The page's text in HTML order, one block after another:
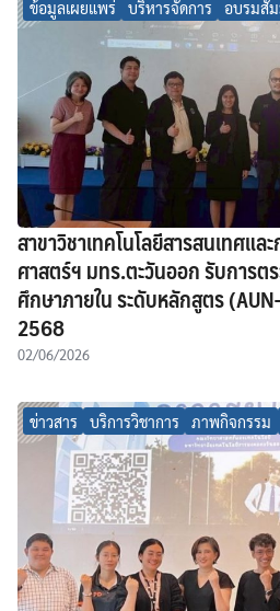
ข้อมูลเผยแพร่ บริหารจัดการ อบรมสั
สาขาวิชาเทคโนโลยีสารสนเทศแ
ศาสตร์ฯ มทร.ตะวันออก รับการ
ศึกษาภายใน ระดับหลักสูตร
2568
02/06/2026
ข่าวสาร บริการวิชาการ ภาพกิจกรรม